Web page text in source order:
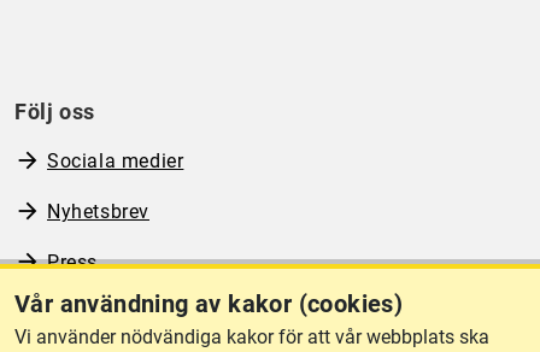
Vår användning av kakor (cookies)
Vi använder nödvändiga kakor för att vår webbplats ska
Följ oss
Sociala medier
Nyhetsbrev
Press
RSS